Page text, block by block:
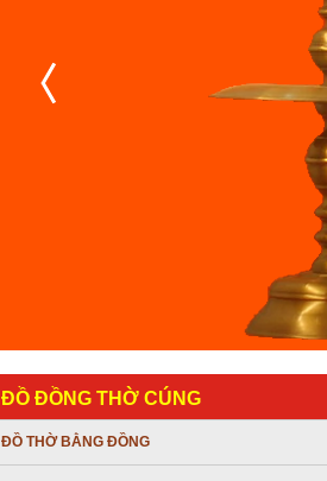
ĐỒ ĐỒNG THỜ CÚNG
ĐỒ THỜ BẰNG ĐỒNG